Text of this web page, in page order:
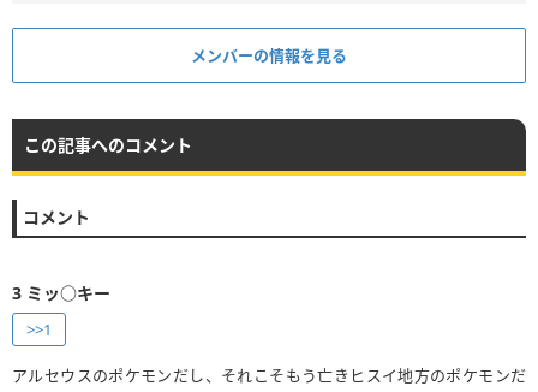
メンバーの情報を見る
この記事へのコメント
コメント
3 ミッ○キー
>>1
アルセウスのポケモンだし、それこそもう亡きヒスイ地方のポケモンだ